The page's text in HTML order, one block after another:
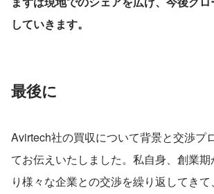
していきます。
最後に
Avirtech社の買収について背景と交渉プ
てお伝えいたしました。私自身、創業
り様々な企業との交渉を繰り返してき